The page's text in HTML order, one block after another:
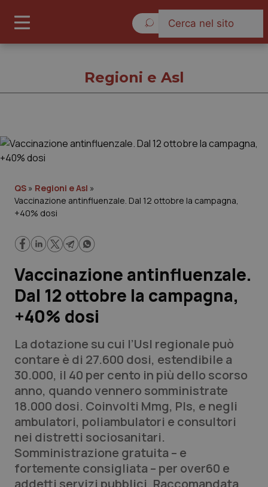
Governo e Parlamento
Regioni e Asl
Lavoro e Professioni
Scienza e Farmaci
Studi e Analisi
Lettere al direttore
Edizioni Regionali
QS Pro
Professionisti Sanitari.AI
Abruzzo
QS Pro Gold
Regioni e Asl
QS » Regioni e Asl »
Vaccinazione antinfluenzale. Dal 12 ottobre la campagna,
+40% dosi
Vaccinazione antinfluenzale.
Dal 12 ottobre la campagna,
+40% dosi
La dotazione su cui l’Usl regionale può
contare è di 27.600 dosi, estendibile a
30.000, il 40 per cento in più dello scorso
anno, quando vennero somministrate
18.000 dosi. Coinvolti Mmg, Pls, e negli
ambulatori, poliambulatori e consultori
nei distretti sociosanitari.
Somministrazione gratuita – e
fortemente consigliata – per over60 e
addetti servizi pubblici. Raccomandata